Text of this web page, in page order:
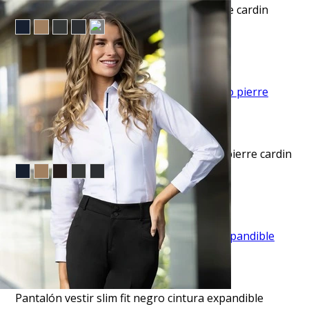
Pantalón vestir slim fit advance café pierre cardin
$45.50
TU TERCERA PRENDA GRATIS
VISTA RAPIDA
Pantalón vestir skinny fit advance negro pierre cardin
$45.50
TU TERCERA PRENDA GRATIS
VISTA RAPIDA
Pantalón vestir slim fit negro cintura expandible